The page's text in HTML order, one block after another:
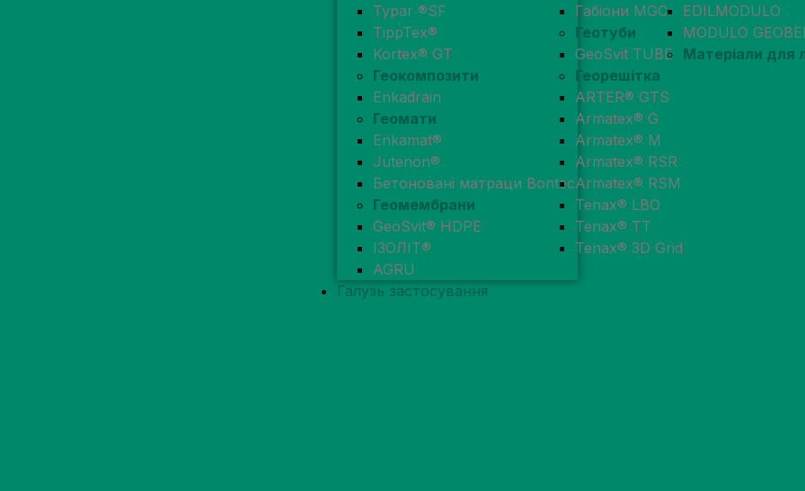
Typar ®SF
TippTex®
Kortex® GT
Геокомпозити
Enkadrain
Геомати
Enkamat®
Jutenon®
Бетоновані матраци Bontec
Геомембрани
GeoSvit® HDPE
ІЗОЛІТ®
AGRU
Габіони MGC
Геотуби
GeoSvit TUBE
Георешітка
ARTER® GTS
Armatex® G
Armatex® M
Armatex® RSR
Armatex® RSM
Tenax® LBO
Tenax® TT
Tenax® 3D Grid
EDILMODULO
MODULO
Матеріали для
Галузь застосування